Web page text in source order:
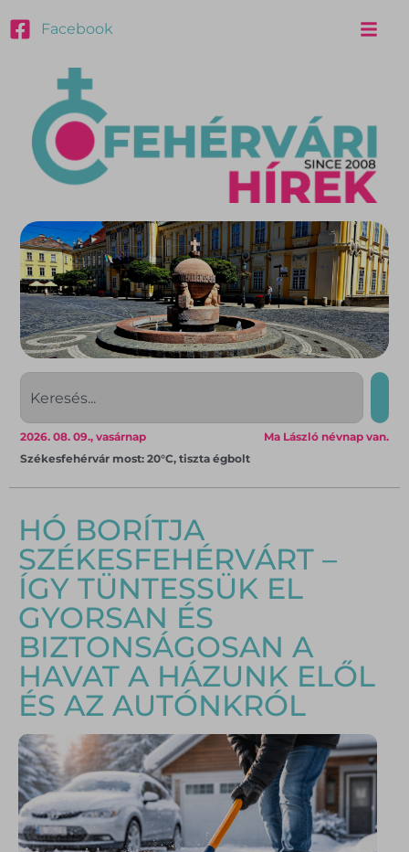
Facebook
Ma László névnap van.
2026. 08. 09., vasárnap
Székesfehérvár most: 20°C, tiszta égbolt
HÓ BORÍTJA
SZÉKESFEHÉRVÁRT –
ÍGY TÜNTESSÜK EL
GYORSAN ÉS
BIZTONSÁGOSAN A
HAVAT A HÁZUNK ELŐL
ÉS AZ AUTÓNKRÓL